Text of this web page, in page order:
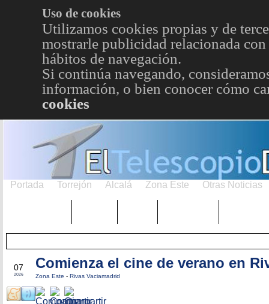
Uso de cookies
Utilizamos cookies propias y de
mostrarle publicidad relacionada
hábitos de navegación.
Si continúa navegando,
información, o bien conocer cómo
cookies
Portada Torrejón Alcalá Zona Este Otras Noticias
07
2026
Comienza el cine de verano en
Zona Este - Rivas Vaciamadrid